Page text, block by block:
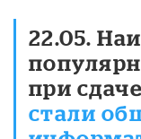
22.05.
при
стали